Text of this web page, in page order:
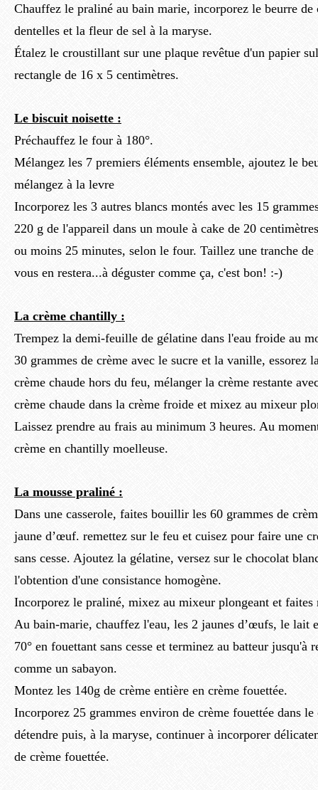
Chauffez le praliné au bain marie, incorporez le beurre de
dentelles et la fleur de sel à la maryse.
Étalez le croustillant sur une plaque revêtue d'un papier
rectangle de 16 x 5 centimètres.
Le biscuit noisette :
Préchauffez le four à 180°.
Mélangez les 7 premiers éléments ensemble, ajoutez le
mélangez à la levre
Incorporez les 3 autres blancs montés avec les 15
220 g de l'appareil dans un moule à cake de 20
ou moins 25 minutes, selon le four. Taillez une tranche
vous en restera...à déguster comme ça, c'est bon! :-)
La crème chantilly :
Trempez la demi-feuille de gélatine dans l'eau froide au
30 grammes de crème avec le sucre et la vanille, essorez
crème chaude hors du feu, mélanger la crème restante
crème chaude dans la crème froide et mixez au mixeur
Laissez prendre au frais au minimum 3 heures. Au
crème en chantilly moelleuse.
La mousse praliné :
Dans une casserole, faites bouillir les 60 grammes de
jaune d’œuf. remettez sur le feu et cuisez pour faire une
sans cesse. Ajoutez la gélatine, versez sur le chocolat
l'obtention d'une consistance homogène.
Incorporez le praliné, mixez au mixeur plongeant et
Au bain-marie, chauffez l'eau, les 2 jaunes d’œufs, le lait
70° en fouettant sans cesse et terminez au batteur jusqu'à
comme un sabayon.
Montez les 140g de crème entière en crème fouettée.
Incorporez 25 grammes environ de crème fouettée dans
détendre puis, à la maryse, continuer à incorporer
de crème fouettée.